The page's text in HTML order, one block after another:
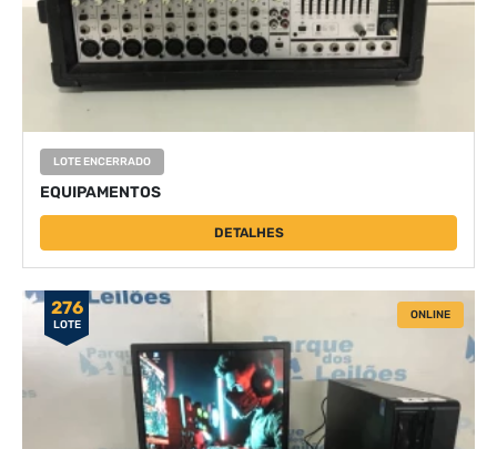
LOTE ENCERRADO
EQUIPAMENTOS
DETALHES
276
LOTE
ONLINE